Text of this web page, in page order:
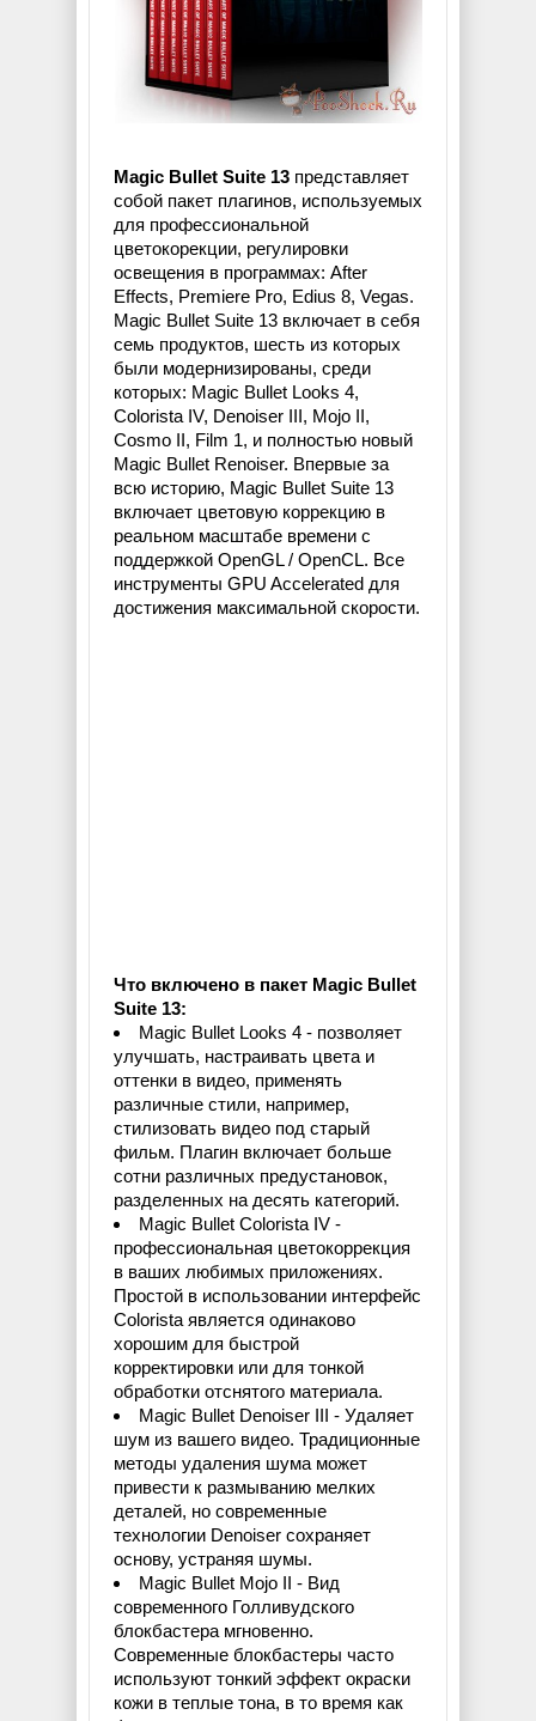
Magic Bullet Suite 13 представляет
собой пакет плагинов, используемых
для профессиональной
цветокорекции, регулировки
освещения в программах: After
Effects, Premiere Pro, Edius 8, Vegas.
Magic Bullet Suite 13 включает в себя
семь продуктов, шесть из которых
были модернизированы, среди
которых: Magic Bullet Looks 4,
Colorista IV, Denoiser III, Mojo II,
Cosmo II, Film 1, и полностью новый
Magic Bullet Renoiser. Впервые за
всю историю, Magic Bullet Suite 13
включает цветовую коррекцию в
реальном масштабе времени с
поддержкой OpenGL / OpenCL. Все
инструменты GPU Accelerated для
достижения максимальной скорости.
Что включено в пакет Magic Bullet
Suite 13:
Magic Bullet Looks 4 - позволяет
улучшать, настраивать цвета и
оттенки в видео, применять
различные стили, например,
стилизовать видео под старый
фильм. Плагин включает больше
сотни различных предустановок,
разделенных на десять категорий.
Magic Bullet Colorista IV -
профессиональная цветокоррекция
в ваших любимых приложениях.
Простой в использовании интерфейс
Colorista является одинаково
хорошим для быстрой
корректировки или для тонкой
обработки отснятого материала.
Magic Bullet Denoiser III - Удаляет
шум из вашего видео. Традиционные
методы удаления шума может
привести к размыванию мелких
деталей, но современные
технологии Denoiser сохраняет
основу, устраняя шумы.
Magic Bullet Mojo II - Вид
современного Голливудского
блокбастера мгновенно.
Современные блокбастеры часто
используют тонкий эффект окраски
кожи в теплые тона, в то время как